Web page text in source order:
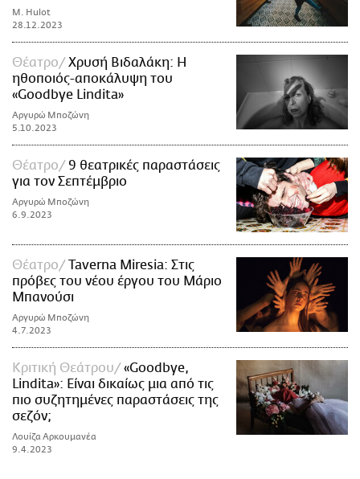
M. Hulot
28.12.2023
Θέατρο
Χρυσή Βιδαλάκη: Η
ηθοποιός-αποκάλυψη του
«Goodbye Lindita»
Αργυρώ Μποζώνη
5.10.2023
Θέατρο
9 θεατρικές παραστάσεις
για τον Σεπτέμβριο
Αργυρώ Μποζώνη
6.9.2023
Θέατρο
Taverna Miresia: Στις
πρόβες του νέου έργου του Μάριο
Μπανούσι
Αργυρώ Μποζώνη
4.7.2023
Κριτική Θεάτρου
«Goodbye,
Lindita»: Είναι δικαίως μια από τις
πιο συζητημένες παραστάσεις της
σεζόν;
Λουίζα Αρκουμανέα
9.4.2023